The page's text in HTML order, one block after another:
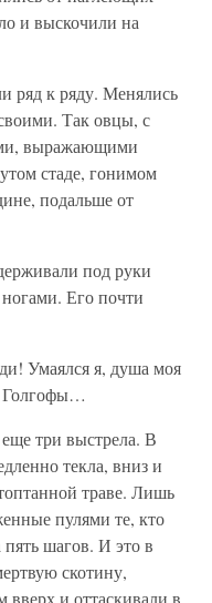
и выскочили на
ряд к ряду. Менялись
Так овцы, с
выражающими
стаде, гонимом
подальше от
под руки
Его почти
Умаялся я, душа моя
Голгофы…
еще три выстрела. В
текла, вниз и
траве. Лишь
пулями те, кто
шагов. И это в
скотину,
и оттаскивали в